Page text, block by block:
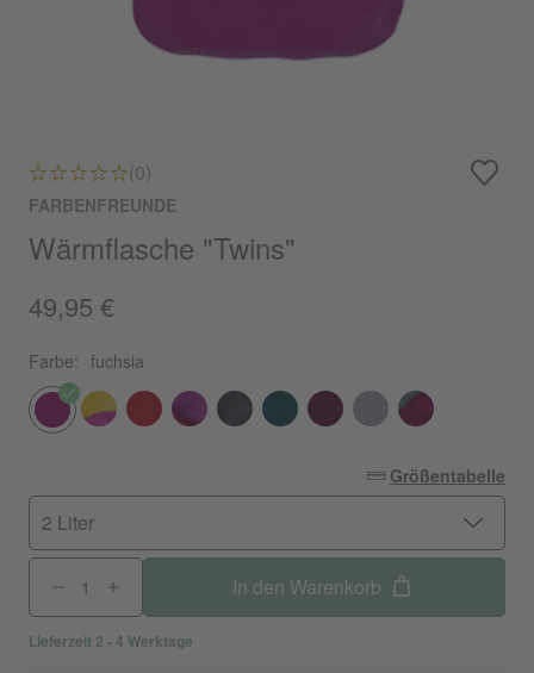
(0)
FARBENFREUNDE
Wärmflasche "Twins"
49,95 €
Farbe: fuchsia
Größentabelle
2 Liter
In den Warenkorb
Lieferzeit 2 - 4 Werktage